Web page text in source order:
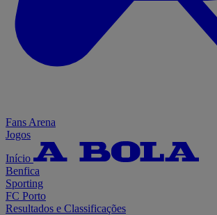
Fans Arena
Jogos
Início
Benfica
Sporting
FC Porto
Resultados e Classificações